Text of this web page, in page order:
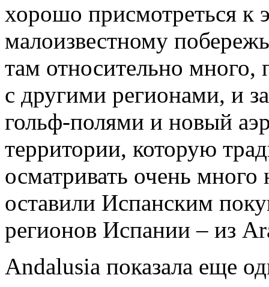
хорошо присмотреться к
малоизвестному
там относительно
с другими регионами, и
гольф-полями и новый
территории, которую
осматривать очень
оставили Испанским
регионов Испании – из
Andalusia показала еще